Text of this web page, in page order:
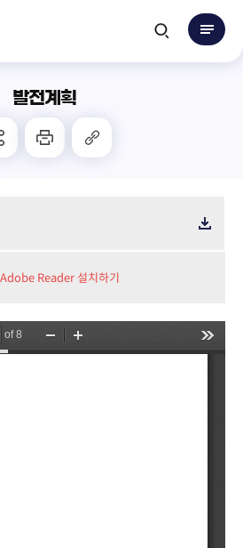
발전계획
Adobe Reader 설치하기